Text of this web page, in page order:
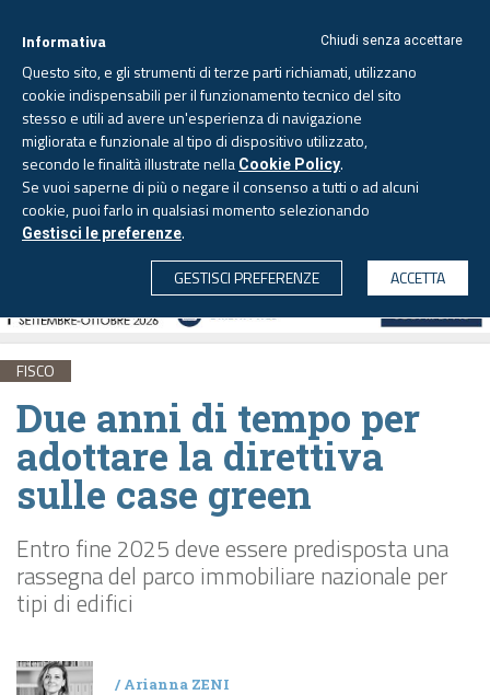
CERCA
Sabato, 8 agosto 2026 - Aggiornato alle 6.00
FISCO
Due anni di tempo per
adottare la direttiva
sulle case green
Entro fine 2025 deve essere predisposta una
rassegna del parco immobiliare nazionale per
tipi di edifici
/Arianna ZENI
Chiudi senza accettare
Informativa
Questo sito, e gli strumenti di terze parti richiamati, utilizzano
cookie indispensabili per il funzionamento tecnico del sito
stesso e utili ad avere un'esperienza di navigazione
migliorata e funzionale al tipo di dispositivo utilizzato,
secondo le finalità illustrate nella Cookie Policy.
Se vuoi saperne di più o negare il consenso a tutti o ad alcuni
cookie, puoi farlo in qualsiasi momento selezionando
Gestisci le preferenze.
GESTISCI PREFERENZE
ACCETTA